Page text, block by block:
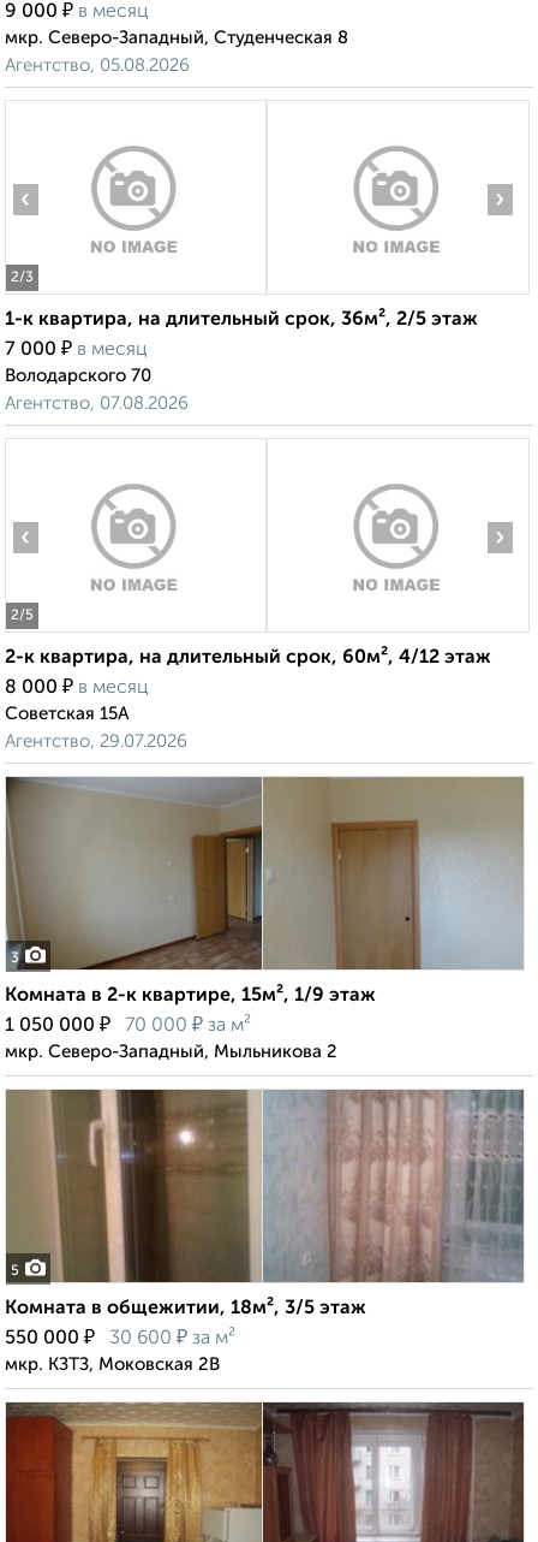
9 000 ₽ в месяц
мкр. Северо-Западный, Студенческая 8
Агентство, 05.08.2026
2/3
‹ ›
1-к квартира, на длительный срок, 36м², 2/5 этаж
7 000 ₽ в месяц
Володарского 70
Агентство, 07.08.2026
2/5
‹ ›
2-к квартира, на длительный срок, 60м², 4/12 этаж
8 000 ₽ в месяц
Советская 15А
Агентство, 29.07.2026
3
Комната в 2-к квартире, 15м², 1/9 этаж
1 050 000 ₽ 70 000 ₽ за м²
мкр. Северо-Западный, Мыльникова 2
5
Комната в общежитии, 18м², 3/5 этаж
550 000 ₽ 30 600 ₽ за м²
мкр. КЗТЗ, Моковская 2В